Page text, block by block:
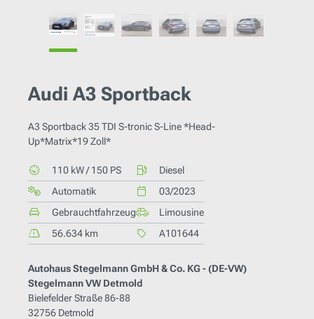
Audi A3 Sportback
A3 Sportback 35 TDI S-tronic S-Line *Head-
Up*Matrix*19 Zoll*
110 kW / 150 PS
Automatik
Gebrauchtfahrzeug
56.634 km
Diesel
03/2023
Limousine
A101644
Autohaus Stegelmann GmbH & Co. KG - (DE-VW)
Stegelmann VW Detmold
Bielefelder Straße 86-88
32756 Detmold